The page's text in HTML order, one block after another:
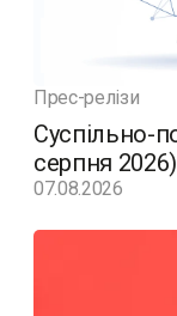
Прес-релізи
Суспільно-
серпня 2026)
07.08.2026